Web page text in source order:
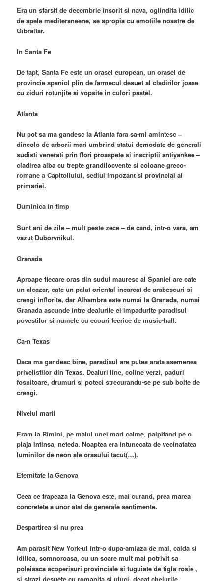
Era un sfarsit de decembrie insorit si nava, oglindita idilic
de apele mediteraneene, se apropia cu emotiile noastre de
Gibraltar.
In Santa Fe
De fapt, Santa Fe este un orasel european, un orasel de
provincie spaniol plin de farmecul desuet al cladirilor joase
cu ziduri rotunjite si vopsite in culori pastel.
Atlanta
Nu pot sa ma gandesc la Atlanta fara sa-mi amintesc –
dincolo de arborii mari umbrind statui demodate de generali
sudisti venerati prin flori proaspete si inscriptii antiyankee –
cladirea alba cu trepte grandilocvente si coloane greco-
romane a Capitoliului, sediul impozant si provincial al
primariei.
Duminica in timp
Sunt ani de zile – mult peste zece – de cand, intr-o vara, am
vazut Duborvnikul.
Granada
Aproape fiecare oras din sudul mauresc al Spaniei are cate
un alcazar, cate un palat oriental incarcat de arabescuri si
crengi inflorite, dar Alhambra este numai la Granada, numai
Granada ascunde intre dealurile ei impadurite paradisul
povestilor si numele cu ecouri feerice de music-hall.
Ca-n Texas
Daca ma gandesc bine, paradisul are putea arata asemenea
privelistilor din Texas. Dealuri line, coline verzi, paduri
fosnitoare, drumuri si poteci strecurandu-se pe sub bolte de
crengi.
Nivelul marii
Eram la Rimini, pe malul unei mari calme, palpitand pe o
plaja intinsa, neteda. Noaptea era intunecata de vecinatatea
luminilor de neon ale orasului tacut(…).
Eternitate la Genova
Ceea ce frapeaza la Genova este, mai curand, prea marea
concretete a unor atat de generale sentimente.
Despartirea si nu prea
Am parasit New York-ul intr-o dupa-amiaza de mai, calda si
idilica, somnoroasa, cu un soare mult mai potrivit sa
poleiasca acoperisuri provinciale si tuguiate de tigla rosie ,
si strazi desuete cu romanita si uluci, decat cheiurile